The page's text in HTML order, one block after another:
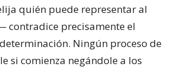
quién puede representar al
contradice precisamente el
Ningún proceso de
si comienza negándole a los